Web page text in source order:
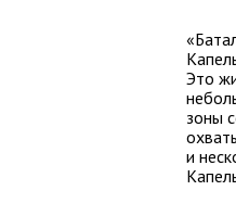
Это
зоны
и